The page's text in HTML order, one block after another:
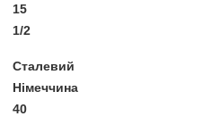
15
1/2
Сталевий
Німеччина
40